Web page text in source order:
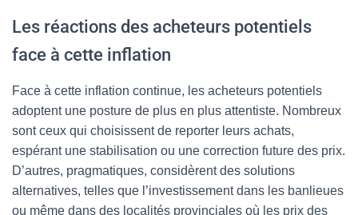
Les réactions des acheteurs potentiels
face à cette inflation
Face à cette inflation continue, les acheteurs potentiels
adoptent une posture de plus en plus attentiste. Nombreux
sont ceux qui choisissent de reporter leurs achats,
espérant une stabilisation ou une correction future des prix.
D’autres, pragmatiques, considèrent des solutions
alternatives, telles que l’investissement dans les banlieues
ou même dans des localités provinciales où les prix des